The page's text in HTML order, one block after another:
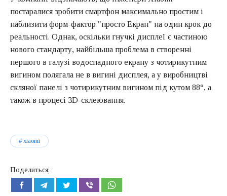
постаралися зробити смартфон максимально простим і
наблизити форм-фактор "просто Екран" на один крок до
реальності. Однак, оскільки гнучкі дисплеї є частиною
нового стандарту, найбільша проблема в створенні
першого в галузі водоспадного екрану з чотирикутним
вигином полягала не в вигині дисплея, а у виробництві
скляної панелі з чотирикутним вигином під кутом 88°, а
також в процесі 3D-склеювання.
xiaomi
Поделиться: